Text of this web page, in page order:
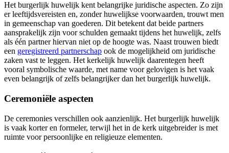
Het burgerlijk huwelijk kent belangrijke juridische aspecten. Zo zijn
er leeftijdsvereisten en, zonder huwelijkse voorwaarden, trouwt men
in gemeenschap van goederen. Dit betekent dat beide partners
aansprakelijk zijn voor schulden gemaakt tijdens het huwelijk, zelfs
als één partner hiervan niet op de hoogte was. Naast trouwen biedt
een geregistreerd partnerschap ook de mogelijkheid om juridische
zaken vast te leggen. Het kerkelijk huwelijk daarentegen heeft
vooral symbolische waarde, met name voor gelovigen is het vaak
even belangrijk of zelfs belangrijker dan het burgerlijk huwelijk.
Ceremoniële aspecten
De ceremonies verschillen ook aanzienlijk. Het burgerlijk huwelijk
is vaak korter en formeler, terwijl het in de kerk uitgebreider is met
ruimte voor persoonlijke en religieuze elementen.